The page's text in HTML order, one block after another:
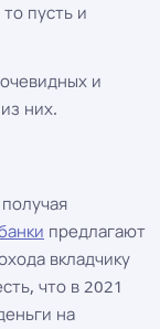
пусть и
и
них.
предлагают
вкладчику
что в 2021
на